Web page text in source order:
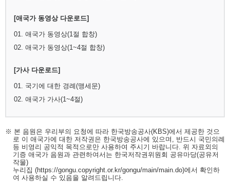
[애국가 동영상 다운로드]
01. 애국가 동영상(1절 합창)
02. 애국가 동영상(1~4절 합창)
[가사 다운로드]
01. 국기에 대한 경례(맹세문)
02. 애국가 가사(1~4절)
※ 본 음원은 우리부의 요청에 따라 한국방송공사(KBS)에서 제공한 것으
로 이 애국가에 대한 저작권은 한국방송공사에 있으며, 반드시 국민의례
등 비영리 공익적 목적으로만 사용하여 주시기 바랍니다. 위 자료외의
기증 애국가 음원과 관련하여서는 한국저작권위원회 공유마당(공유저
작물)
누리집 (https://gongu.copyright.or.kr/gongu/main/main.do)에서 확인하
여 사용하실 수 있음을 알려드립니다.